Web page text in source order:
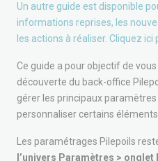
Un autre guide est disponible
informations reprises, les
les actions à réaliser. Cliquez ici
Ce guide a pour objectif de
découverte du back-office
gérer les principaux
personnaliser certains
Les paramétrages Pilepoils
l’univers Paramètres > onglet